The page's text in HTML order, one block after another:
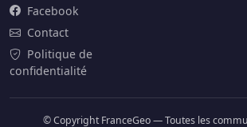
Facebook
Contact
Politique de
confidentialité
© Copyright FranceGeo — Toutes les